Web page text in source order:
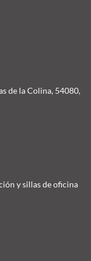
de la Colina, 54080,
y sillas de oficina